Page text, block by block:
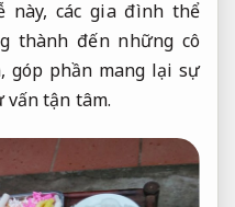
này, các gia đình thể
thành đến những cô
góp phần mang lại sự
vấn tận tâm.